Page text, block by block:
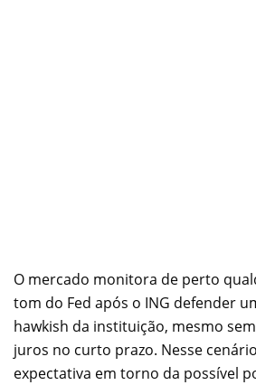
O mercado monitora de perto
tom do Fed após o ING defender
hawkish da instituição, mesmo
juros no curto prazo. Nesse
expectativa em torno da possível